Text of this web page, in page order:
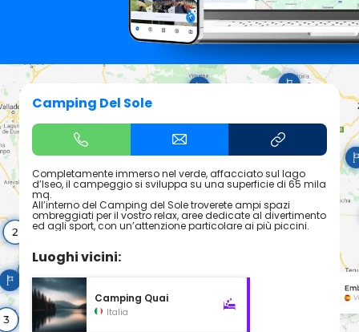
Camping Del Sole
Completamente immerso nel verde, affacciato sul lago
d’Iseo, il campeggio si sviluppa su una superficie di 65 mila
mq.
All’interno del Camping del Sole troverete ampi spazi
ombreggiati per il vostro relax, aree dedicate al divertimento
ed agli sport, con un’attenzione particolare ai più piccini.
Luoghi vicini:
Camping Quai
Italia